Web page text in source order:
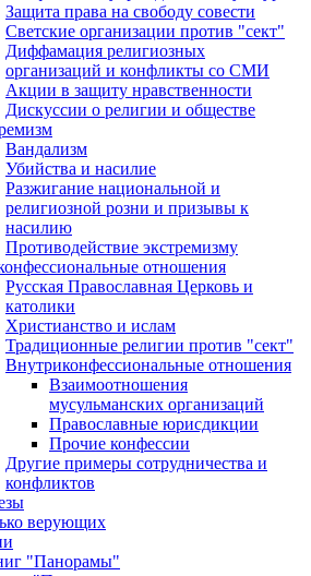
Защита права на свободу совести
Светские организации против "сект"
Диффамация религиозных
организаций и конфликты со СМИ
Акции в защиту нравственности
Дискуссии о религии и обществе
Вандализм
Убийства и насилие
Разжигание национальной и
религиозной розни и призывы к
насилию
Противодействие экстремизму
отношения
Русская Православная Церковь и
католики
Христианство и ислам
Традиционные религии против "сект"
Внутриконфессиональные отношения
Взаимоотношения
мусульманских организаций
Православные юрисдикции
Прочие конфессии
Другие примеры сотрудничества и
конфликтов
верующих
"Панорамы"